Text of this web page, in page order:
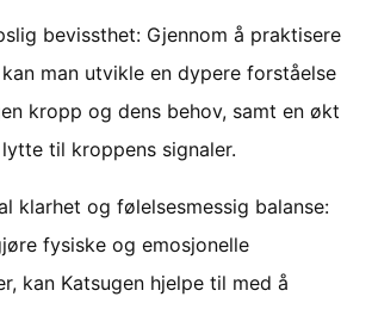
bevissthet: Gjennom å praktisere
man utvikle en dypere forståelse
kropp og dens behov, samt en økt
til kroppens signaler.
klarhet og følelsesmessig balanse:
fysiske og emosjonelle
kan Katsugen hjelpe til med å